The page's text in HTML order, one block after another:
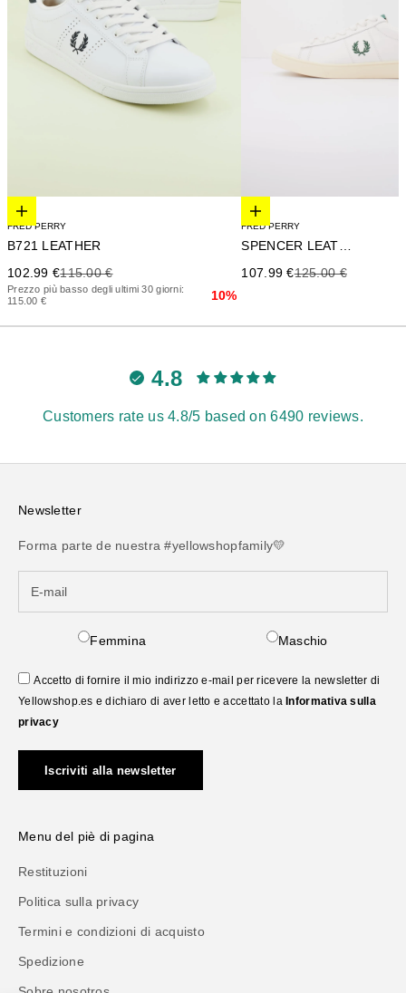
Elige opciones
FRED PERRY
B721 LEATHER
Precio de oferta
102.99 €Precio anterior
115.00 €
Prezzo più basso degli ultimi 30 giorni:
115.00 €
10%
Elige opciones
FRED PERRY
SPENCER LEATHER
Precio de oferta
107.99 €Precio anterior
125.00 €
4.8
Customers rate us 4.8/5 based on 6490 reviews.
Newsletter
Forma parte de nuestra #yellowshopfamily💛
Femmina Maschio
Accetto di fornire il mio indirizzo e-mail per ricevere la newsletter di
Yellowshop.es e dichiaro di aver letto e accettato la Informativa sulla
privacy
Iscriviti alla newsletter
Menu del piè di pagina
Restituzioni
Politica sulla privacy
Termini e condizioni di acquisto
Spedizione